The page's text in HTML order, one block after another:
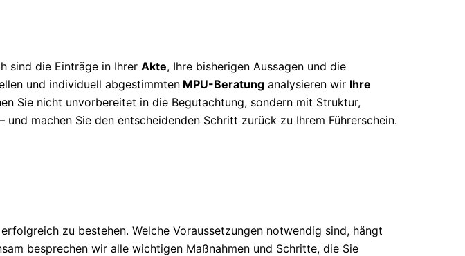
sind die Einträge in Ihrer Akte, Ihre bisherigen Aussagen und die
und individuell abgestimmten MPU-Beratung analysieren wir Ihre
Sie nicht unvorbereitet in die Begutachtung, sondern mit Struktur,
machen Sie den entscheidenden Schritt zurück zu Ihrem Führerschein.
zu bestehen. Welche Voraussetzungen notwendig sind, hängt
besprechen wir alle wichtigen Maßnahmen und Schritte, die Sie